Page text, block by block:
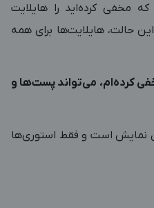
مخفی کرده‌اید را هایلایت
حالت، هایلایت‌ها برای همه
کرده‌ام، می‌تواند پست‌ها و
نمایش است و فقط استوری‌ها